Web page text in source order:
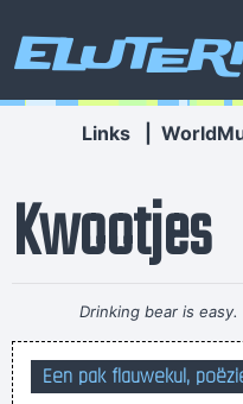
Links
Kwootjes
Drinking bear is
being a Christian,
Een pak flauwekul,